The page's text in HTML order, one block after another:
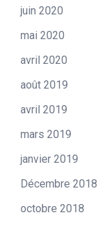
juin 2020
mai 2020
avril 2020
août 2019
avril 2019
mars 2019
janvier 2019
Décembre 2018
octobre 2018